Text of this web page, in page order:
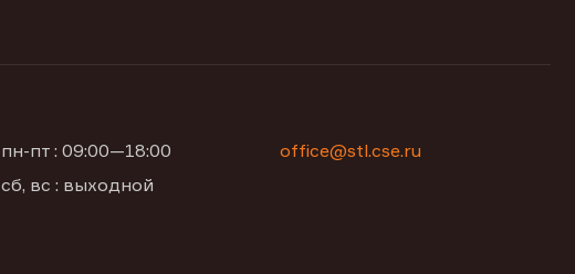
пн-пт : 09:00—18:00
сб, вс : выходной
office@stl.cse.ru